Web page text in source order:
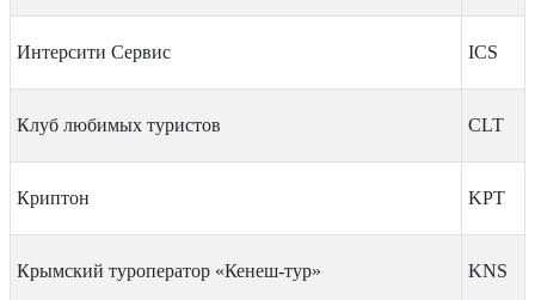
Интерсити Сервис ICS
Клуб любимых туристов CLT
Криптон KPT
Крымский туроператор «Кенеш-тур» KNS